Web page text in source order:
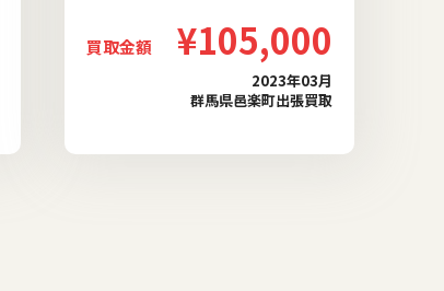
買取金額 ¥105,000
2023年03月
群馬県邑楽町出張買取